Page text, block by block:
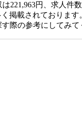
円、求人件
掲載されております
際の参考にしてみて